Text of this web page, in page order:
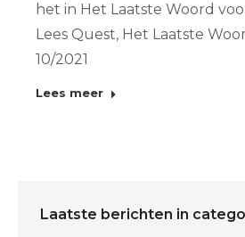
het in Het Laatste Woord
Lees Quest, Het Laatste
10/2021
Lees meer
Laatste berichten in